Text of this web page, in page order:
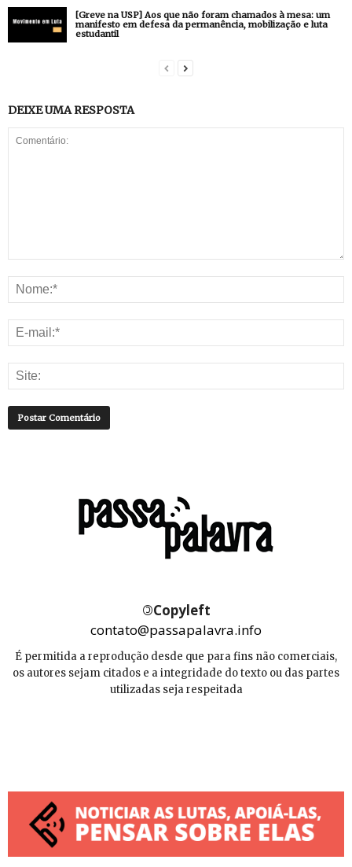
[Greve na USP] Aos que não foram chamados à mesa: um
manifesto em defesa da permanência, mobilização e luta
estudantil
DEIXE UMA RESPOSTA
©Copyleft
contato@passapalavra.info
É permitida a reprodução desde que para fins não comerciais,
os autores sejam citados e a integridade do texto ou das partes
utilizadas seja respeitada